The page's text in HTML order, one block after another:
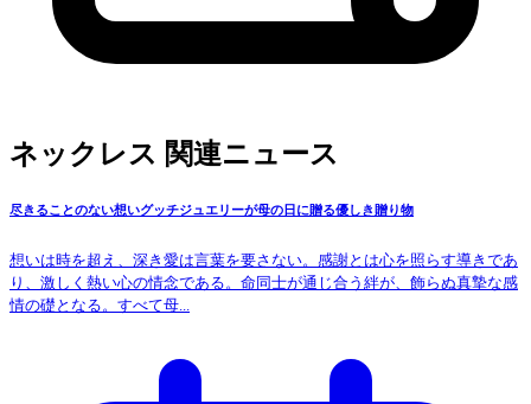
ネックレス 関連ニュース
尽きることのない想いグッチジュエリーが母の日に贈る優しき贈り物
想いは時を超え、深き愛は言葉を要さない。感謝とは心を照らす導きであ
り、激しく熱い心の情念である。命同士が通じ合う絆が、飾らぬ真摯な感
情の礎となる。すべて母...